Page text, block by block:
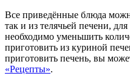
Все приведённые блюда
так и из телячьей печени,
необходимо уменьшить
приготовить из куриной
приготовить печень, вы
«Рецепты».